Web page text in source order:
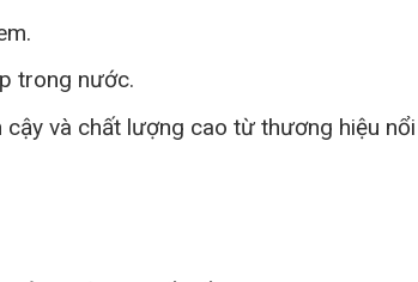
trong nước.
và chất lượng cao từ thương hiệu nổi